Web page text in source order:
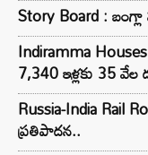
Story Board :
Indiramma
7,340 ఇళ్లకు 35 వేల
Russia-India Rail
ప్రతిపాదన..